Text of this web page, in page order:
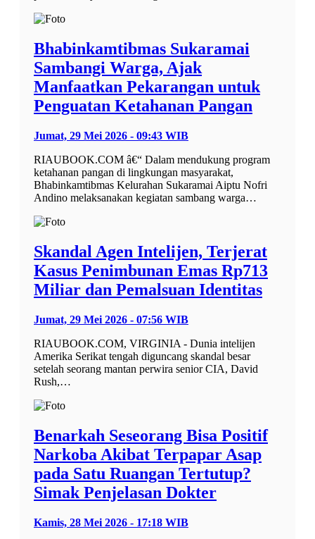
Bhabinkamtibmas Sukaramai
Sambangi Warga, Ajak
Manfaatkan Pekarangan untuk
Penguatan Ketahanan Pangan
Jumat, 29 Mei 2026 - 09:43 WIB
RIAUBOOK.COM â€“ Dalam mendukung program
ketahanan pangan di lingkungan masyarakat,
Bhabinkamtibmas Kelurahan Sukaramai Aiptu Nofri
Andino melaksanakan kegiatan sambang warga…
Skandal Agen Intelijen, Terjerat
Kasus Penimbunan Emas Rp713
Miliar dan Pemalsuan Identitas
Jumat, 29 Mei 2026 - 07:56 WIB
RIAUBOOK.COM, VIRGINIA - Dunia intelijen
Amerika Serikat tengah diguncang skandal besar
setelah seorang mantan perwira senior CIA, David
Rush,…
Benarkah Seseorang Bisa Positif
Narkoba Akibat Terpapar Asap
pada Satu Ruangan Tertutup?
Simak Penjelasan Dokter
Kamis, 28 Mei 2026 - 17:18 WIB